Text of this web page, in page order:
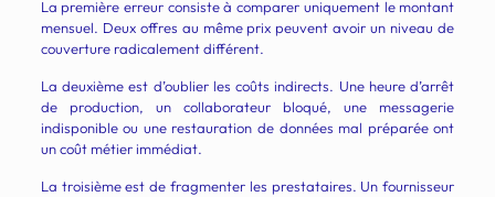
La première erreur consiste à comparer uniquement le montant
mensuel. Deux offres au même prix peuvent avoir un niveau de
couverture radicalement différent.
La deuxième est d’oublier les coûts indirects. Une heure d’arrêt
de production, un collaborateur bloqué, une messagerie
indisponible ou une restauration de données mal préparée ont
un coût métier immédiat.
La troisième est de fragmenter les prestataires. Un fournisseur